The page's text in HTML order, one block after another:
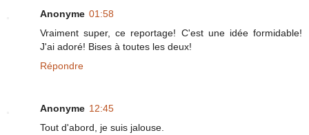
Anonyme 01:58
Vraiment super, ce reportage! C'est une idée formidable!
J'ai adoré! Bises à toutes les deux!
Répondre
Anonyme 12:45
Tout d'abord, je suis jalouse.